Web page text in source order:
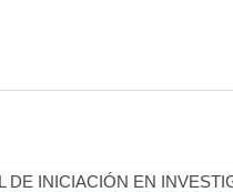
DE INICIACIÓN EN